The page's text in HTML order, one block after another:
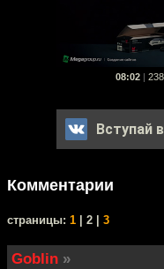
08:02
Вступай
Комментарии
cтраницы: 1 | 2 | 3
Goblin »